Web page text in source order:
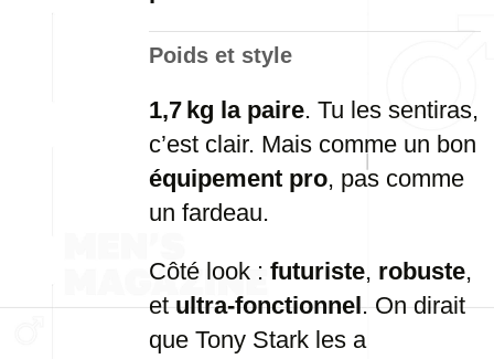
Poids et style
1,7 kg la paire. Tu les sentiras,
c’est clair. Mais comme un bon
équipement pro, pas comme
un fardeau.
Côté look : futuriste, robuste,
etultra-fonctionnel. On dirait
que Tony Stark les a